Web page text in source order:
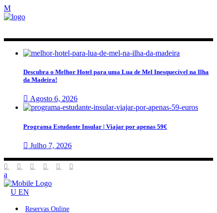
Descubra o Melhor Hotel para uma Lua de Mel Inesquecível na Ilha
da Madeira!
Agosto 6, 2026
Programa Estudante Insular | Viajar por apenas 59€
Julho 7, 2026
EN
Reservas Online